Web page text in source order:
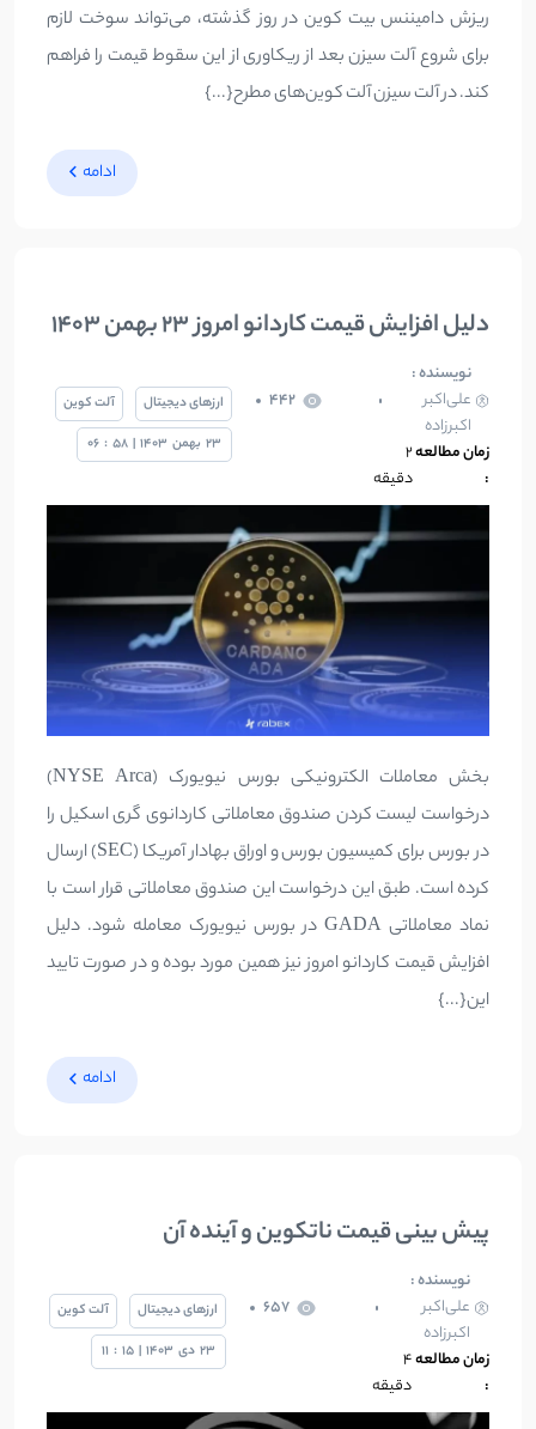
ریزش دامیننس بیت کوین در روز گذشته، می‌تواند سوخت لازم
برای شروع آلت سیزن بعد از ریکاوری از این سقوط قیمت را فراهم
کند. در آلت سیزن آلت کوین‌های مطرح{...}
ادامه
دلیل افزایش قیمت کاردانو امروز 23 بهمن 1403
نویسنده :
علی‌اکبر
اکبرزاده
442
زمان مطالعه
:
2
دقیقه
ارزهای دیجیتال
آلت کوین
23 بهمن 1403
|
58
:
06
بخش معاملات الکترونیکی بورس نیویورک (NYSE Arca)
درخواست لیست کردن صندوق معاملاتی کاردانوی گری اسکیل را
در بورس برای کمیسیون بورس و اوراق بهادار آمریکا (SEC) ارسال
کرده است. طبق این درخواست این صندوق معاملاتی قرار است با
نماد معاملاتی GADA در بورس نیویورک معامله شود. دلیل
افزایش قیمت کاردانو امروز نیز همین مورد بوده و در صورت تایید
این{...}
ادامه
پیش بینی قیمت ناتکوین و آینده آن
نویسنده :
علی‌اکبر
اکبرزاده
657
زمان مطالعه
:
4
دقیقه
ارزهای دیجیتال
آلت کوین
23 دی 1403
|
15
:
11